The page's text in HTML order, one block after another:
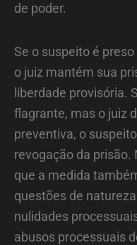
de poder.
Se o suspeito é
o juiz mantém sua
liberdade provisória.
flagrante, mas o juiz
preventiva, o
revogação da prisão.
que a medida
questões de
nulidades
abusos processuais